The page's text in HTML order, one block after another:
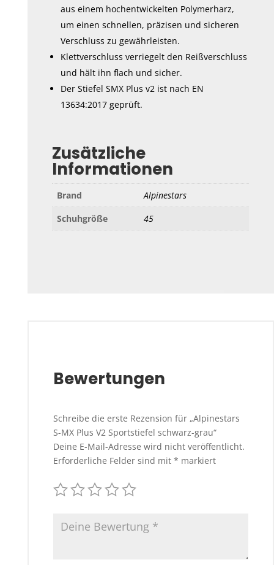
aus einem hochentwickelten Polymerharz,
um einen schnellen, präzisen und sicheren
Verschluss zu gewährleisten.
Klettverschluss verriegelt den Reißverschluss
und hält ihn flach und sicher.
Der Stiefel SMX Plus v2 ist nach EN
13634:2017 geprüft.
Zusätzliche
Informationen
Brand
Alpinestars
Schuhgröße
45
Bewertungen
Schreibe die erste Rezension für „Alpinestars
S-MX Plus V2 Sportstiefel schwarz-grau“
Deine E-Mail-Adresse wird nicht veröffentlicht.
Erforderliche Felder sind mit * markiert